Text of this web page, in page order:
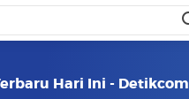
Hari Ini - Detikcom